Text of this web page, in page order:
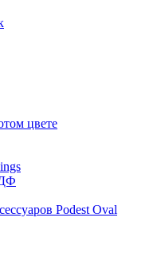
цвете
Podest Oval